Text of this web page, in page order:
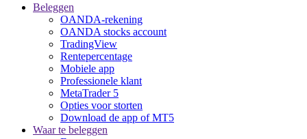
Beleggen
OANDA-rekening
OANDA stocks account
TradingView
Rentepercentage
Mobiele app
Professionele klant
MetaTrader 5
Opties voor storten
Download de app of MT5
Waar te beleggen